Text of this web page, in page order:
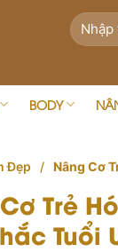
BODY
Đẹp / Nâng Cơ
Trẻ
Tuổi